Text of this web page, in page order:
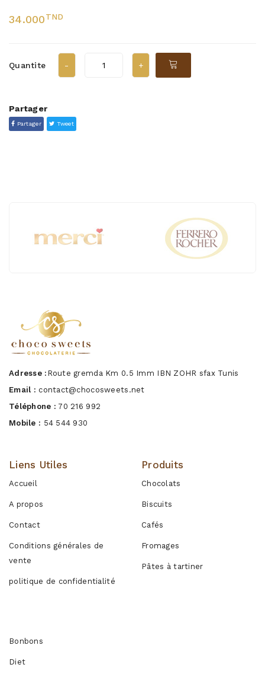
34.000TND
Quantite
Partager
Partager Tweet
Adresse : Route gremda Km 0.5 Imm IBN ZOHR sfax Tunis
Email : contact@chocosweets.net
Téléphone : 70 216 992
Mobile : 54 544 930
Liens Utiles
Accueil
A propos
Contact
Conditions générales de
vente
politique de confidentialité
Produits
Chocolats
Biscuits
Cafés
Fromages
Pâtes à tartiner
Bonbons
Diet